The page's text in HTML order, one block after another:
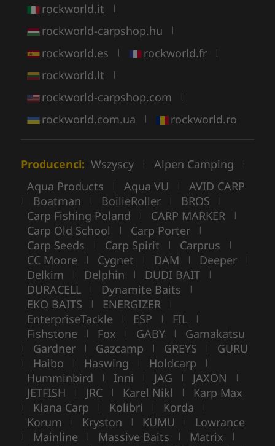
rockworld.it |
rockworld-carpshop.hu |
rockworld.es | rockworld.fr |
rockworld.lt |
rockworld-carpshop.com |
rockworld.com.ua | rockworld.ro
Producenci: Wszyscy | Alpen Camping |
Aqua Products | Aqua VU | AVID CARP
| Boatman | BoilieRoller | BROS |
Carp Fishing Poland | CARP MARKER |
Carp Old School | Carp Porter |
Carp Seeds | Carp Spirit | Carprus |
CC Moore | Cygnet | DAM | Deeper |
Delkim | Delphin | DUDI BAIT |
DURACELL | Dynamite Baits |
EKO BAITS | ENERGIZER |
EnterpriseTackle | ESP | FIL |
Fishstone | Fox | GABY | Gamakatsu
| Gardner | Gazcamp | GREYS | GURU
| Haibo | Haswing | Holdcarp |
Humminbird | Inni | JAG | JAXON |
JETFISH | JRC | Karel Nikl | Karp Max
| Kiana Carp | Kolibri | Korda |
Korum | Kryston | KUMU | Lowrance
| Mainline | Massive Baits | Matrix |